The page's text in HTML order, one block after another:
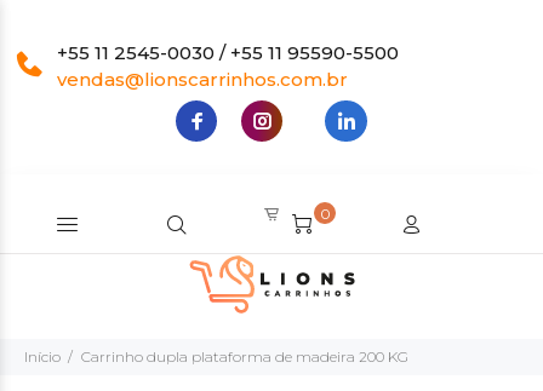
+55 11 2545-0030 / +55 11 95590-5500
vendas@lionscarrinhos.com.br
0
Início Carrinho dupla plataforma de madeira 200 KG